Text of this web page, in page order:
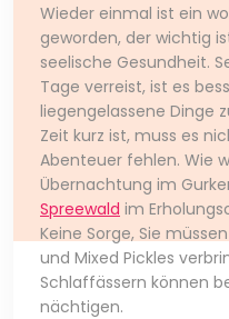
Wieder einmal ist ein
geworden, der wichtig
seelische Gesundheit.
Tage verreist, ist es
liegengelassene Dinge
Zeit kurz ist, muss es
Abenteuer fehlen. Wie
Übernachtung im
Spreewald im
Keine Sorge, Sie
und Mixed Pickles
Schlaffässern können
nächtigen.